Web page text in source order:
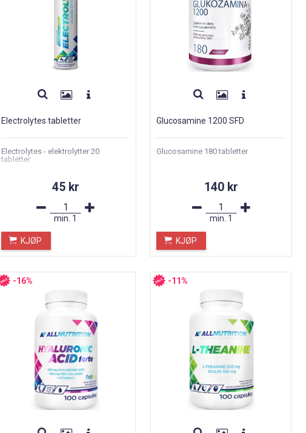
Electrolytes tabletter
Electrolytes - elektrolytter 20
tabletter
45 kr
min. 1
KJØP
Glucosamine 1200 SFD
Glucosamine 180 tabletter
140 kr
min. 1
KJØP
-16% -11%